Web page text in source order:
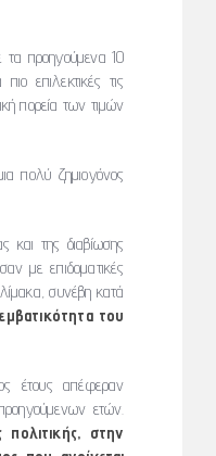
τα προηγούμενα 10
επιλεκτικές τις
πορεία των τιμών
πολύ ζημιογόνος
και της διαβίωσης
με επιδοματικές
συνέβη κατά
του
έτους απέφεραν
ετών.
στην